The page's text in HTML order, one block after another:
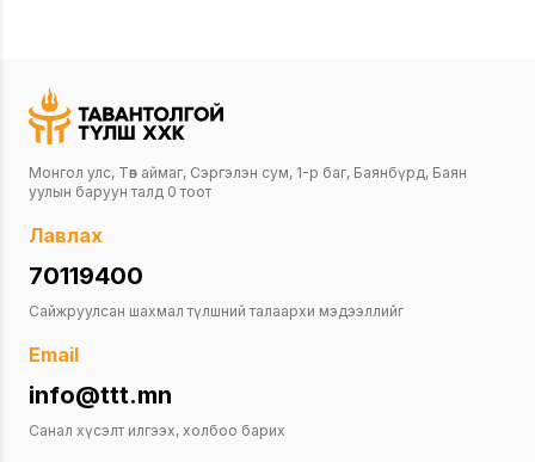
Монгол улс, Төв аймаг, Сэргэлэн сум, 1-р баг, Баянбүрд, Баян
уулын баруун талд 0 тоот
Лавлах
70119400
Сайжруулсан шахмал түлшний талаархи мэдээллийг
Email
info@ttt.mn
Санал хүсэлт илгээх, холбоо барих